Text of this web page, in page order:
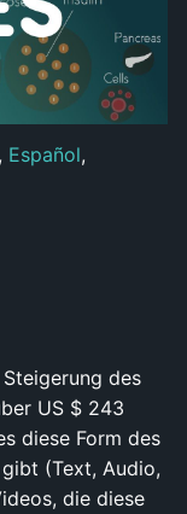
, Español,
des
US $ 243
diese Form des
(Text, Audio,
die diese